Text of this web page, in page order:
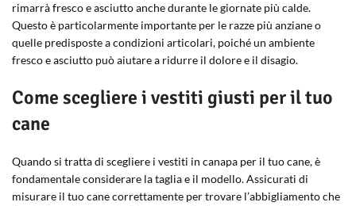
rimarrà fresco e asciutto anche durante le giornate più calde.
Questo è particolarmente importante per le razze più anziane o
quelle predisposte a condizioni articolari, poiché un ambiente
fresco e asciutto può aiutare a ridurre il dolore e il disagio.
Come scegliere i vestiti giusti per il tuo
cane
Quando si tratta di scegliere i vestiti in canapa per il tuo cane, è
fondamentale considerare la taglia e il modello. Assicurati di
misurare il tuo cane correttamente per trovare l’abbigliamento che